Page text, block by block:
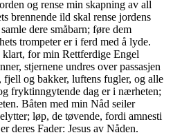
og rense min skapning av all
brennende ild skal rense jordens
dere småbarn; føre dem
trompeter er i ferd med å lyde.
for min Rettferdige Engel
stjernene undres over passasjen
og bakker, luftens fugler, og alle
fryktinngytende dag er i nærheten;
Båten med min Nåd seiler
løp, de tøvende, fordi amnesti
deres Fader: Jesus av Nåden.